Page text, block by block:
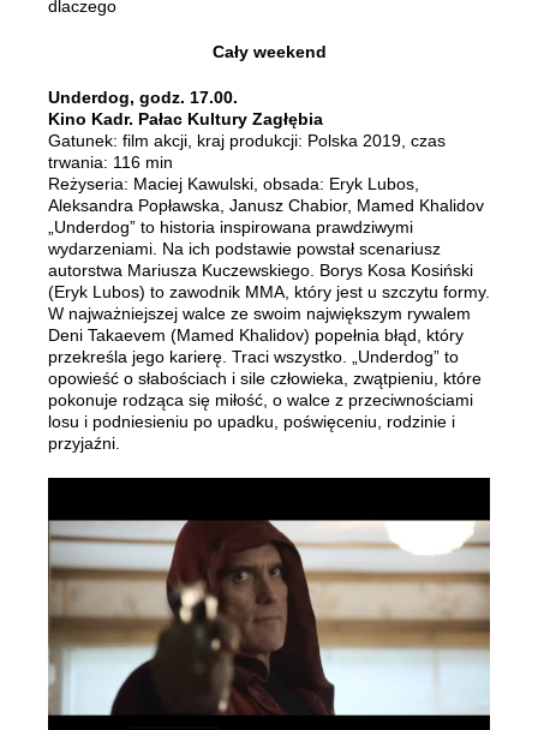
dlaczego
Cały weekend
Underdog, godz. 17.00.
Kino Kadr. Pałac Kultury Zagłębia
Gatunek: film akcji, kraj produkcji: Polska 2019, czas
trwania: 116 min
Reżyseria: Maciej Kawulski, obsada: Eryk Lubos,
Aleksandra Popławska, Janusz Chabior, Mamed Khalidov
„Underdog” to historia inspirowana prawdziwymi
wydarzeniami. Na ich podstawie powstał scenariusz
autorstwa Mariusza Kuczewskiego. Borys Kosa Kosiński
(Eryk Lubos) to zawodnik MMA, który jest u szczytu formy.
W najważniejszej walce ze swoim największym rywalem
Deni Takaevem (Mamed Khalidov) popełnia błąd, który
przekreśla jego karierę. Traci wszystko. „Underdog” to
opowieść o słabościach i sile człowieka, zwątpieniu, które
pokonuje rodząca się miłość, o walce z przeciwnościami
losu i podniesieniu po upadku, poświęceniu, rodzinie i
przyjaźni.